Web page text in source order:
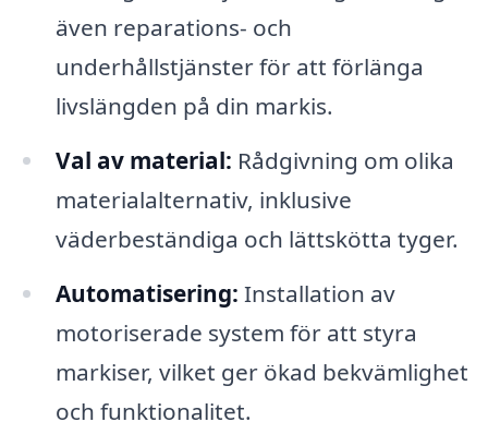
även reparations- och
underhållstjänster för att förlänga
livslängden på din markis.
Val av material: Rådgivning om olika
materialalternativ, inklusive
väderbeständiga och lättskötta tyger.
Automatisering: Installation av
motoriserade system för att styra
markiser, vilket ger ökad bekvämlighet
och funktionalitet.